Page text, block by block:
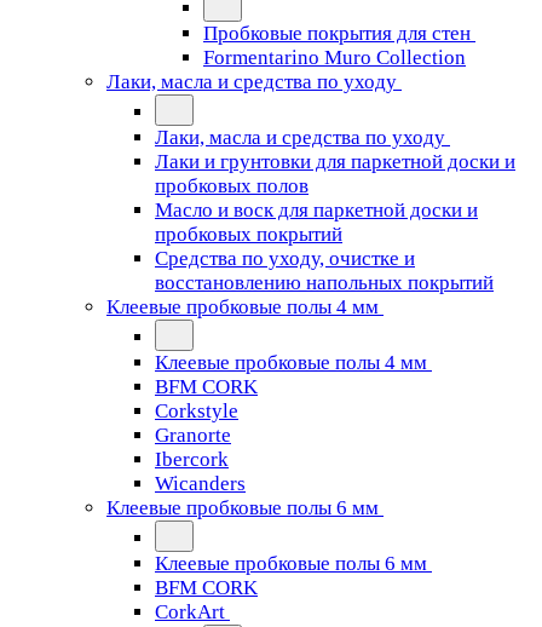
Пробковые покрытия для стен
Formentarino Muro Collection
Лаки, масла и средства по уходу
Лаки, масла и средства по уходу
Лаки и грунтовки для паркетной доски и
пробковых полов
Масло и воск для паркетной доски и
пробковых покрытий
Средства по уходу, очистке и
восстановлению напольных покрытий
Клеевые пробковые полы 4 мм
Клеевые пробковые полы 4 мм
BFM CORK
Corkstyle
Granorte
Ibercork
Wicanders
Клеевые пробковые полы 6 мм
Клеевые пробковые полы 6 мм
BFM CORK
CorkArt